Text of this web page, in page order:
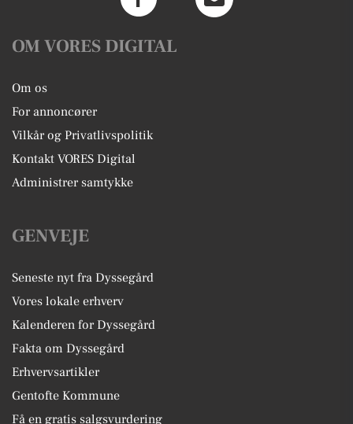
OM VORES DIGITAL
Om os
For annoncører
Vilkår og Privatlivspolitik
Kontakt VORES Digital
Administrer samtykke
GENVEJE
Seneste nyt fra Dyssegård
Vores lokale erhverv
Kalenderen for Dyssegård
Fakta om Dyssegård
Erhvervsartikler
Gentofte Kommune
Få en gratis salgsvurdering